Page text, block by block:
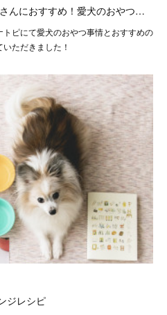
んにおすすめ！愛犬のおやつ…
ピにて愛犬のおやつ事情とおすすめの
ただきました！
ジレシピ